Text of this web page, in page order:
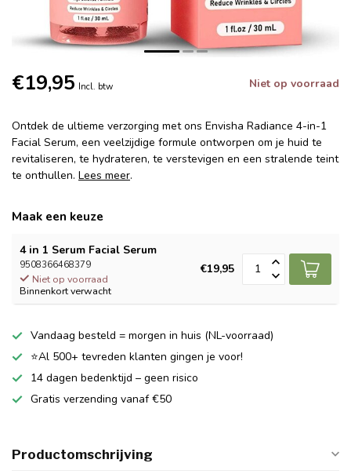
€19,95 Incl. btw Niet op voorraad
Ontdek de ultieme verzorging met ons Envisha Radiance 4-in-1
Facial Serum, een veelzijdige formule ontworpen om je huid te
revitaliseren, te hydrateren, te verstevigen en een stralende teint
te onthullen. Lees meer.
Maak een keuze
4 in 1 Serum Facial Serum
9508366468379
Niet op voorraad
Binnenkort verwacht
€19,95
Vandaag besteld = morgen in huis (NL-voorraad)
⭐Al 500+ tevreden klanten gingen je voor!
14 dagen bedenktijd – geen risico
Gratis verzending vanaf €50
Productomschrijving